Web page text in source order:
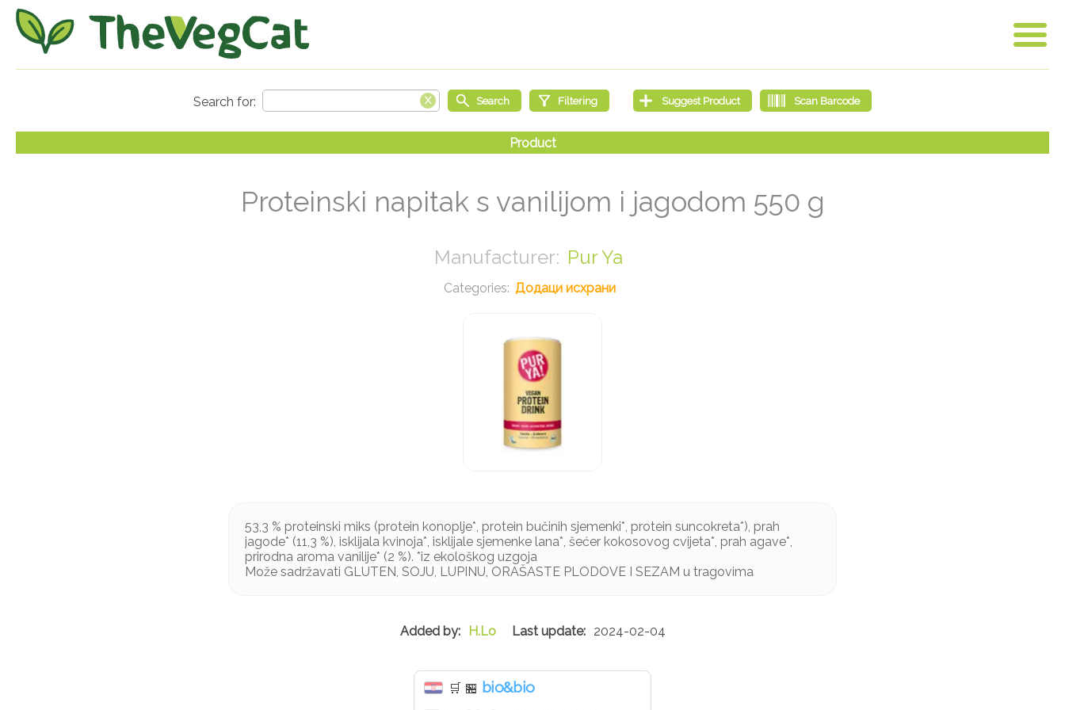
Proteinski napitak s vanilijom i jagodom 550 g
Pur Ya
Додаци исхрани
53,3 % proteinski miks (protein konoplje*, protein bučinih sjemenki*, protein suncokreta*), prah
jagode* (11,3 %), isklijala kvinoja*, isklijale sjemenke lana*, šećer kokosovog cvijeta*, prah agave*,
prirodna aroma vanilije* (2 %). *iz ekološkog uzgoja
Može sadržavati GLUTEN, SOJU, LUPINU, ORAŠASTE PLODOVE I SEZAM u tragovima
H.Lo 2024-02-04
🛒 🏪 bio&bio